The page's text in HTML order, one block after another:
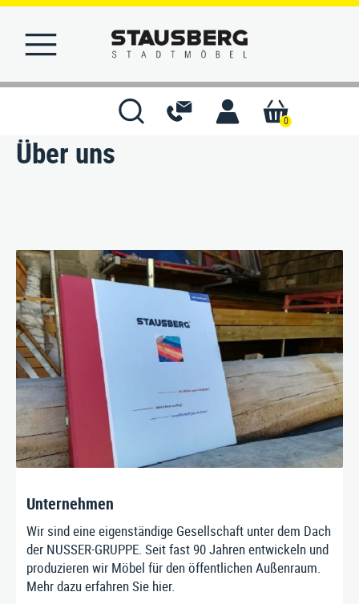
0
STARTSEITE
KONTAKT
PRODUKTE
ÜBER UNS
Stausberg Stadtmöbel GmbH
Über uns
Unternehmen
Wir sind eine eigenständige Gesellschaft unter dem Dach
der NUSSER-GRUPPE. Seit fast 90 Jahren entwickeln und
produzieren wir Möbel für den öffentlichen Außenraum.
Mehr dazu erfahren Sie hier.